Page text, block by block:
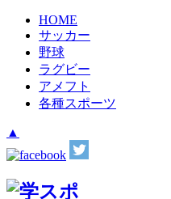
HOME
サッカー
野球
ラグビー
アメフト
各種スポーツ
▲